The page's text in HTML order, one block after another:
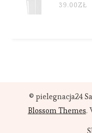
39.00ZŁ
© pielegnacja24
Blossom Themes.